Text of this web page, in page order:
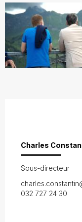
Charles
Sous-directeur
032 727 24 30